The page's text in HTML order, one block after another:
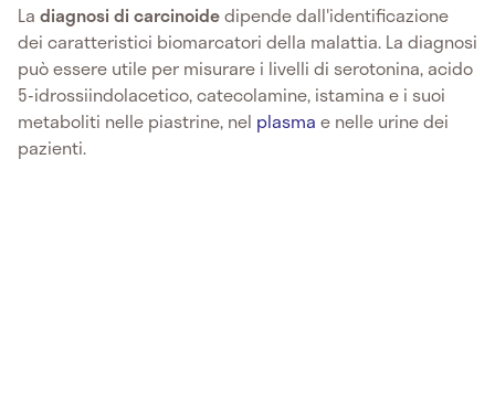
La diagnosi dicarcinoidedipende dall'identificazione
dei caratteristici biomarcatori della malattia. La diagnosi
può essere utile per misurare i livelli di serotonina, acido
5-idrossiindolacetico, catecolamine, istamina e i suoi
metaboliti nelle piastrine, nel plasma e nelle urine dei
pazienti.